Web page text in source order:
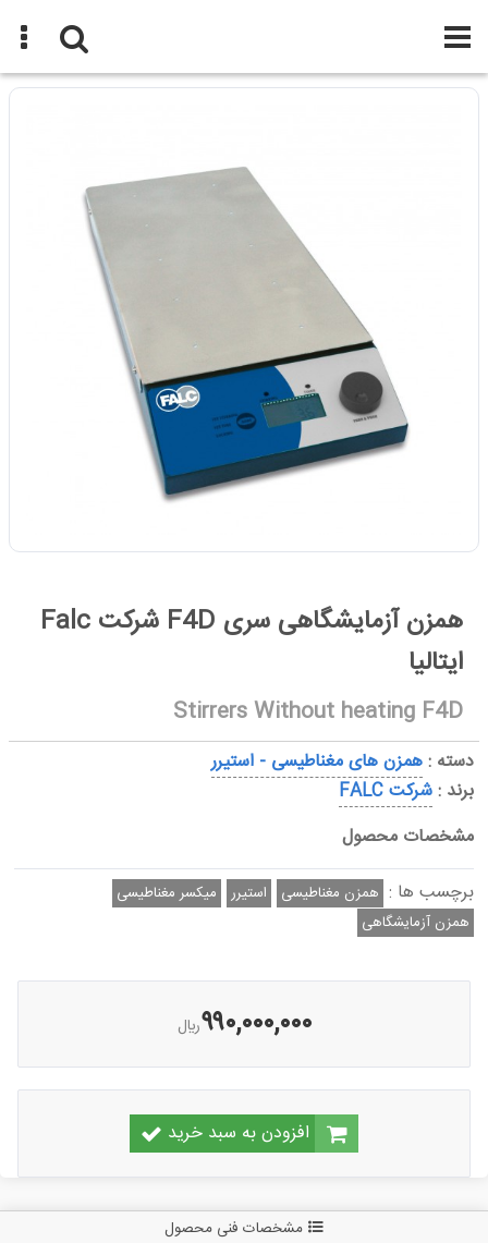
همزن آزمایشگاهی سری F4D شرکت Falc
ایتالیا
Stirrers Without heating F4D
دسته :همزن های مغناطیسی - استیرر
برند :شرکت FALC
مشخصات محصول
برچسب ها : همزن مغناطیسی استیرر
میکسر مغناطیسی
همزن آزمایشگاهی
۹۹۰,۰۰۰,۰۰۰ريال
افزودن به سبد خرید
مشخصات فنی محصول